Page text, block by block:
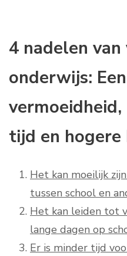
4 nadelen
onderwijs:
tijd en hogere
Het kan moeilijk
tussen school en
Het kan leiden tot
lange dagen op
Er is minder tijd